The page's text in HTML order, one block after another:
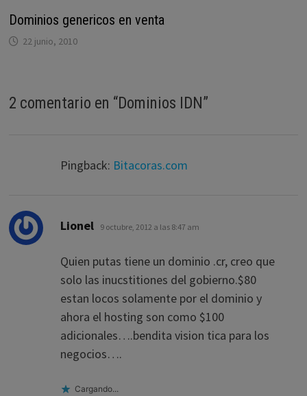
Dominios genericos en venta
22 junio, 2010
2 comentario en “Dominios IDN”
Pingback: Bitacoras.com
Lionel dice:
9 octubre, 2012 a las 8:47 am
Quien putas tiene un dominio .cr, creo que
solo las inucstitiones del gobierno.$80
estan locos solamente por el dominio y
ahora el hosting son como $100
adicionales….bendita vision tica para los
negocios….
Cargando...